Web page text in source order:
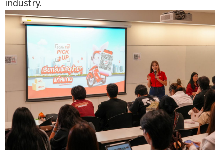
industry.